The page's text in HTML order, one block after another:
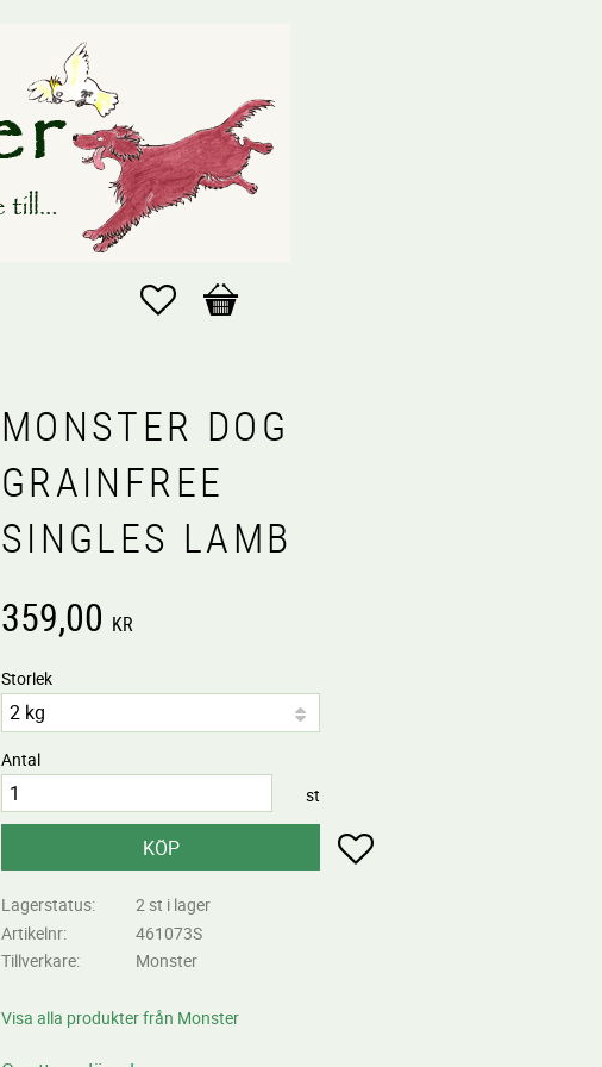
Favoriter
Kundvagn
MONSTER DOG
GRAINFREE
SINGLES LAMB
359,00 KR
Storlek
Antal
st
KÖP Lägg till i favoriter
Lagerstatus
2 st i lager
Artikelnr
461073S
Tillverkare
Monster
Visa alla produkter från Monster